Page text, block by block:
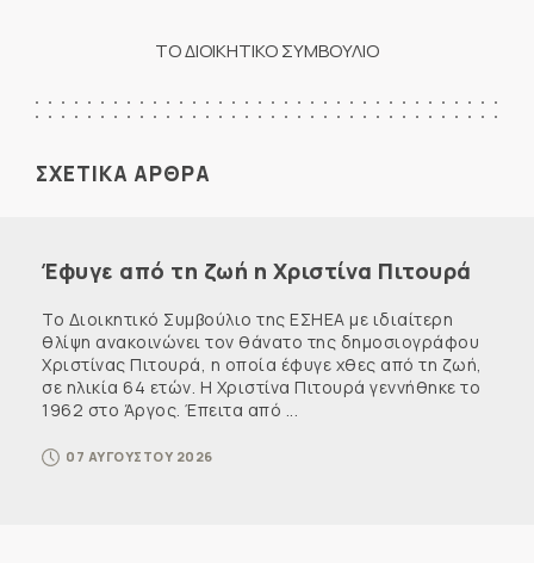
ΤΟ ΔΙΟΙΚΗΤΙΚΟ ΣΥΜΒΟΥΛΙΟ
ΣΧΕΤΙΚΑ ΑΡΘΡΑ
Έφυγε από τη ζωή η Χριστίνα Πιτουρά
Το Διοικητικό Συμβούλιο της ΕΣΗΕΑ με ιδιαίτερη
θλίψη ανακοινώνει τον θάνατο της δημοσιογράφου
Χριστίνας Πιτουρά, η οποία έφυγε χθες από τη ζωή,
σε ηλικία 64 ετών. Η Χριστίνα Πιτουρά γεννήθηκε το
1962 στο Άργος. Έπειτα από ...
07 ΑΥΓΟΥΣΤΟΥ 2026